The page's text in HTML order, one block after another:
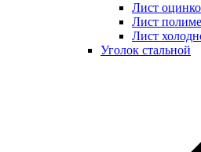
Лист
Лист
Лист
Уголок стальной